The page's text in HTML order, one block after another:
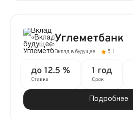
Углеметбанк
Вклад в будущее 5.1
до 12.5 %
Ставка
1 год
Срок
Подробнее